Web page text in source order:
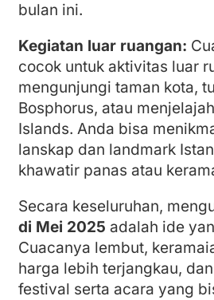
bulan ini.
Kegiatan luar ruangan:
cocok untuk aktivitas luar
mengunjungi taman kota,
Bosphorus, atau
Islands. Anda bisa
lanskap dan landmark
khawatir panas atau
Secara keseluruhan,
di Mei 2025 adalah ide
Cuacanya lembut,
harga lebih terjangkau,
festival serta acara yang